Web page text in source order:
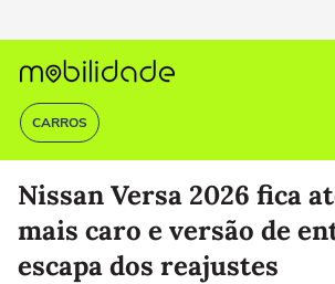
CARROS
Nissan Versa 2026 fica
mais caro e versão de
escapa dos reajustes